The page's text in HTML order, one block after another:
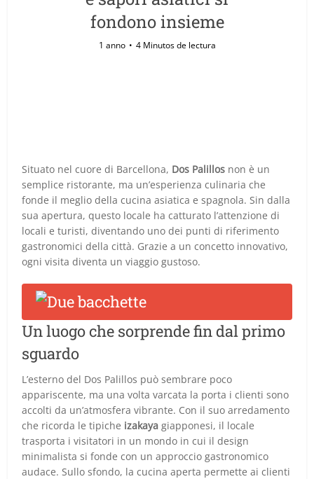
fondono insieme
1 anno 4 Minutos de lectura
Situato nel cuore di Barcellona, Dos Palillos non è un
semplice ristorante, ma un’esperienza culinaria che
fonde il meglio della cucina asiatica e spagnola. Sin dalla
sua apertura, questo locale ha catturato l’attenzione di
locali e turisti, diventando uno dei punti di riferimento
gastronomici della città. Grazie a un concetto innovativo,
ogni visita diventa un viaggio gustoso.
Un luogo che sorprende fin dal primo
sguardo
L’esterno del Dos Palillos può sembrare poco
appariscente, ma una volta varcata la porta i clienti sono
accolti da un’atmosfera vibrante. Con il suo arredamento
che ricorda le tipiche izakaya giapponesi, il locale
trasporta i visitatori in un mondo in cui il design
minimalista si fonde con un approccio gastronomico
audace. Sullo sfondo, la cucina aperta permette ai clienti